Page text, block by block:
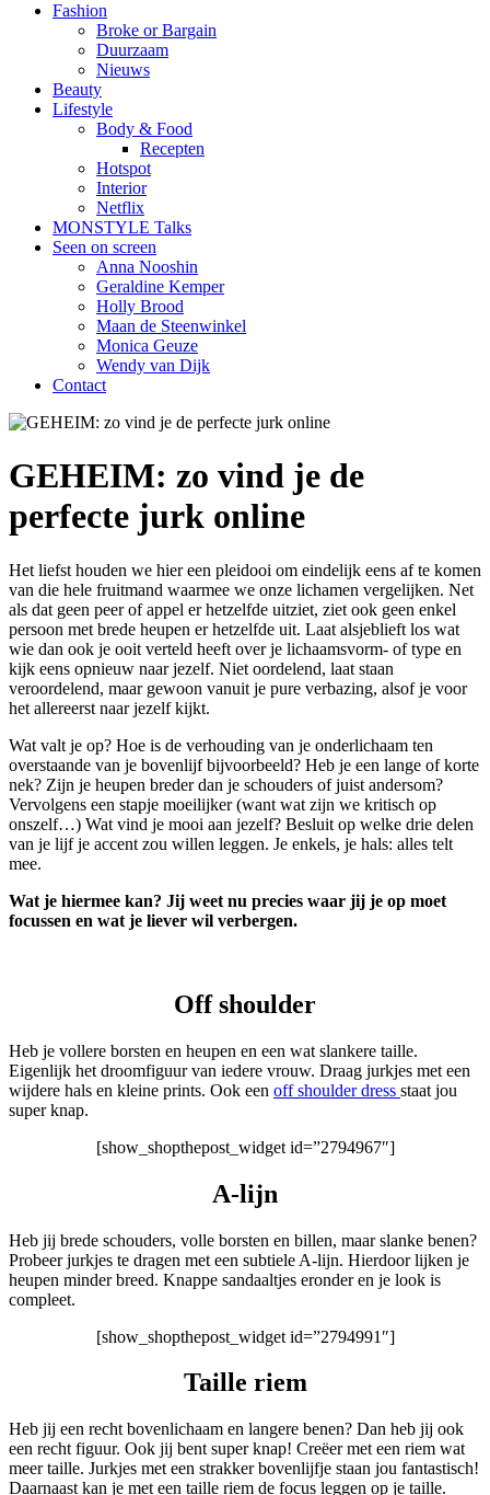
Fashion
Broke or Bargain
Duurzaam
Nieuws
Beauty
Lifestyle
Body & Food
Recepten
Hotspot
Interior
Netflix
MONSTYLE Talks
Seen on screen
Anna Nooshin
Geraldine Kemper
Holly Brood
Maan de Steenwinkel
Monica Geuze
Wendy van Dijk
Contact
GEHEIM: zo vind je de
perfecte jurk online
Het liefst houden we hier een pleidooi om eindelijk eens af te komen
van die hele fruitmand waarmee we onze lichamen vergelijken. Net
als dat geen peer of appel er hetzelfde uitziet, ziet ook geen enkel
persoon met brede heupen er hetzelfde uit. Laat alsjeblieft los wat
wie dan ook je ooit verteld heeft over je lichaamsvorm- of type en
kijk eens opnieuw naar jezelf. Niet oordelend, laat staan
veroordelend, maar gewoon vanuit je pure verbazing, alsof je voor
het allereerst naar jezelf kijkt.
Wat valt je op? Hoe is de verhouding van je onderlichaam ten
overstaande van je bovenlijf bijvoorbeeld? Heb je een lange of korte
nek? Zijn je heupen breder dan je schouders of juist andersom?
Vervolgens een stapje moeilijker (want wat zijn we kritisch op
onszelf…) Wat vind je mooi aan jezelf? Besluit op welke drie delen
van je lijf je accent zou willen leggen. Je enkels, je hals: alles telt
mee.
Wat je hiermee kan? Jij weet nu precies waar jij je op moet
focussen en wat je liever wil verbergen.
Off shoulder
Heb je vollere borsten en heupen en een wat slankere taille.
Eigenlijk het droomfiguur van iedere vrouw. Draag jurkjes met een
wijdere hals en kleine prints. Ook een off shoulder dress staat jou
super knap.
[show_shopthepost_widget id=”2794967″]
A-lijn
Heb jij brede schouders, volle borsten en billen, maar slanke benen?
Probeer jurkjes te dragen met een subtiele A-lijn. Hierdoor lijken je
heupen minder breed. Knappe sandaaltjes eronder en je look is
compleet.
[show_shopthepost_widget id=”2794991″]
Taille riem
Heb jij een recht bovenlichaam en langere benen? Dan heb jij ook
een recht figuur. Ook jij bent super knap! Creëer met een riem wat
meer taille. Jurkjes met een strakker bovenlijfje staan jou fantastisch!
Daarnaast kan je met een taille riem de focus leggen op je taille.